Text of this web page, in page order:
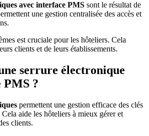
avec interface PMS sont le résultat de
une gestion centralisée des accès et
est cruciale pour les hôteliers. Cela
clients et de leurs établissements.
serrure électronique
PMS ?
permettent une gestion efficace des clés
aide les hôteliers à mieux gérer et
clients.